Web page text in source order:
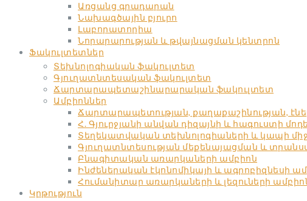
Առցանց գրադարան
Նախագծային բյուրո
Լաբորատորիա
Նորարարության և թվայնացման կենտրոն
Ֆակուլտետներ
Տեխնոլոգիական ֆակուլտետ
Գյուղատնտեսական ֆակուլտետ
Ճարտարապետաշինարարական ֆակուլտետ
Ամբիոններ
Ճարտարապետության, քաղաքաշինության,
Հ. Գյուրջյանի անվան դիզայնի և հագուստի
Տեղեկատվական տեխնոլոգիաների և կապի
Գյուղատնտեսության մեքենայացման և
Բնագիտական առարկաների ամբիոն
Ինժեներական էկոնոմիկայի և ագրոբիզնեսի
Հումանիտար առարկաների և լեզուների
Կրթություն